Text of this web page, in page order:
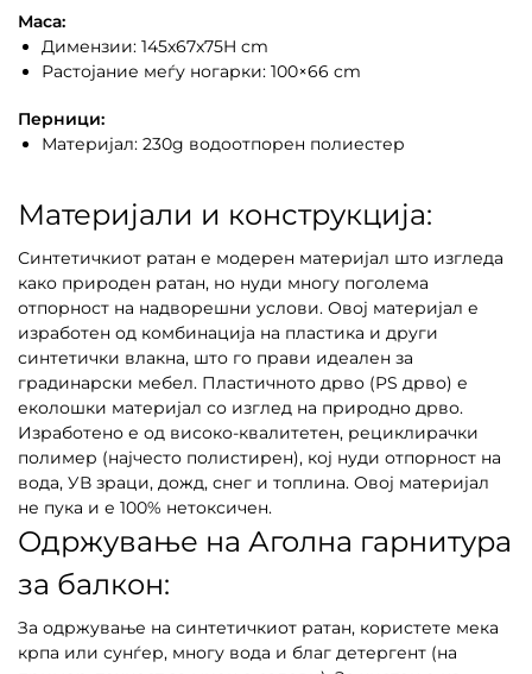
Маса:
Димензии: 145x67x75H cm
Растојание меѓу ногарки: 100×66 cm
Перници:
Материјал: 230g водоотпорен полиестер
Материјали и конструкција:
Синтетичкиот ратан е модерен материјал што изгледа
како природен ратан, но нуди многу поголема
отпорност на надворешни услови. Овој материјал е
изработен од комбинација на пластика и други
синтетички влакна, што го прави идеален за
градинарски мебел. Пластичното дрво (PS дрво) е
еколошки материјал со изглед на природно дрво.
Изработено е од високо-квалитетен, рециклирачки
полимер (најчесто полистирен), кој нуди отпорност на
вода, УВ зраци, дожд, снег и топлина. Овој материјал
не пука и е 100% нетоксичен.
Одржување на Аголна гарнитура
за балкон:
За одржување на синтетичкиот ратан, користете мека
крпа или сунѓер, многу вода и благ детергент (на